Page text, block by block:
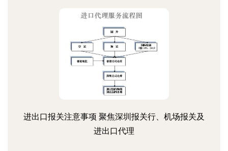
进出口报关注意事项 聚焦深圳报关行、机场报关及
进出口代理